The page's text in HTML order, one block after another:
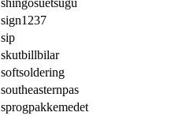
sign1237
sip
skutbillbilar
softsoldering
southeasternpas
sprogpakkemedet